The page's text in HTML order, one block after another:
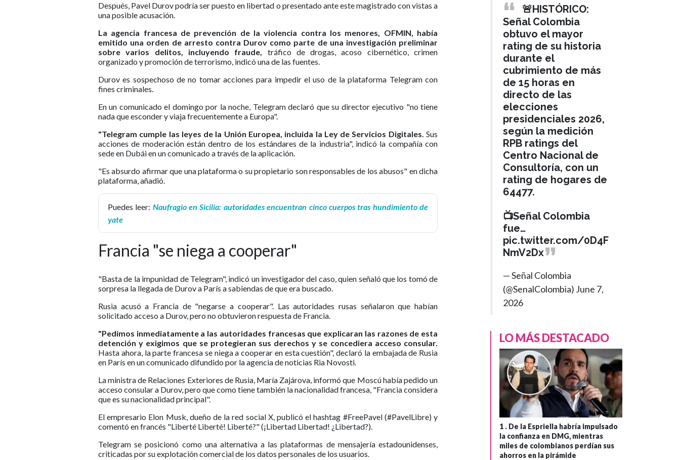
Después, Pavel Durov podría ser puesto en libertad o presentado ante este magistrado con vistas a
una posible acusación.
La agencia francesa de prevención de la violencia contra los menores, OFMIN, había
emitido una orden de arresto contra Durov como parte de una investigación preliminar
sobre varios delitos, incluyendo fraude, tráfico de drogas, acoso cibernético, crimen
organizado y promoción de terrorismo, indicó una de las fuentes.
Durov es sospechoso de no tomar acciones para impedir el uso de la plataforma Telegram con
fines criminales.
En un comunicado el domingo por la noche, Telegram declaró que su director ejecutivo "no tiene
nada que esconder y viaja frecuentemente a Europa".
"Telegram cumple las leyes de la Unión Europea, incluida la Ley de Servicios Digitales. Sus
acciones de moderación están dentro de los estándares de la industria", indicó la compañía con
sede en Dubái en un comunicado a través de la aplicación.
"Es absurdo afirmar que una plataforma o su propietario son responsables de los abusos" en dicha
plataforma, añadió.
Puedes leer: Naufragio en Sicilia: autoridades encuentran cinco cuerpos tras hundimiento de
yate
Francia "se niega a cooperar"
"Basta de la impunidad de Telegram", indicó un investigador del caso, quien señaló que los tomó de
sorpresa la llegada de Durov a París a sabiendas de que era buscado.
Rusia acusó a Francia de "negarse a cooperar". Las autoridades rusas señalaron que habían
solicitado acceso a Durov, pero no obtuvieron respuesta de Francia.
"Pedimos inmediatamente a las autoridades francesas que explicaran las razones de esta
detención y exigimos que se protegieran sus derechos y se concediera acceso consular.
Hasta ahora, la parte francesa se niega a cooperar en esta cuestión", declaró la embajada de Rusia
en París en un comunicado difundido por la agencia de noticias Ria Novosti.
La ministra de Relaciones Exteriores de Rusia, María Zajárova, informó que Moscú había pedido un
acceso consular a Durov, pero que como tiene también la nacionalidad francesa, "Francia considera
que es su nacionalidad principal".
El empresario Elon Musk, dueño de la red social X, publicó el hashtag #FreePavel (#PavelLibre) y
comentó en francés "Liberté Liberté! Liberté?" (¡Libertad Libertad! ¿Libertad?).
Telegram se posicionó como una alternativa a las plataformas de mensajería estadounidenses,
criticadas por su explotación comercial de los datos personales de los usuarios.
🚨HISTÓRICO:
Señal Colombia
obtuvo el mayor
rating de su historia
durante el
cubrimiento de más
de 15 horas en
directo de las
elecciones
presidenciales 2026,
según la medición
RPB ratings del
Centro Nacional de
Consultoría, con un
rating de hogares de
64477.
📺Señal Colombia
fue…
pic.twitter.com/0D4F
NmV2Dx
— Señal Colombia
(@SenalColombia) June 7,
2026
LO MÁS DESTACADO
1 . De la Espriella habría impulsado
la confianza en DMG, mientras
miles de colombianos perdían sus
ahorros en la pirámide